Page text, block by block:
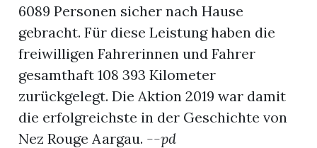
6089 Personen sicher nach Hause
gebracht. Für diese Leistung haben die
freiwilligen Fahrerinnen und Fahrer
gesamthaft 108 393 Kilometer
zurückgelegt. Die Aktion 2019 war damit
die erfolgreichste in der Geschichte von
Nez Rouge Aargau. --pd